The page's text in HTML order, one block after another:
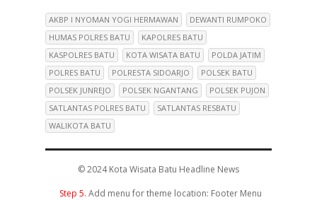
AKBP I NYOMAN YOGI HERMAWAN
DEWANTI RUMPOKO
HUMAS POLRES BATU
KAPOLRES BATU
KASPOLRES BATU
KOTA WISATA BATU
POLDA JATIM
POLRES BATU
POLRESTA SIDOARJO
POLSEK BATU
POLSEK JUNREJO
POLSEK NGANTANG
POLSEK PUJON
SATLANTAS POLRES BATU
SATLANTAS RESBATU
WALIKOTA BATU
© 2024Kota Wisata Batu Headline News
Step 5. Add menu for theme location: Footer Menu